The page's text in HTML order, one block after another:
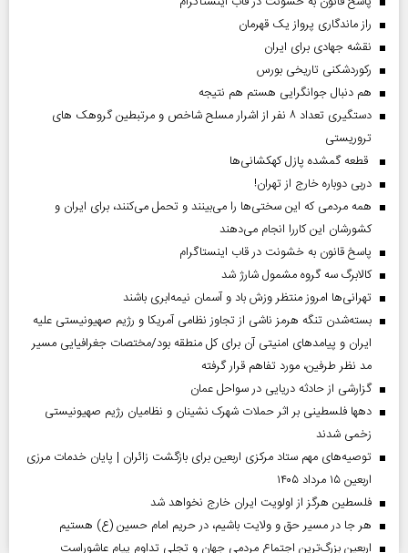
راز ماندگاری پرواز یک قهرمان
نقشه جهادی برای ایران
رکوردشکنی تاریخی بورس
هم دنبال جوانگرایی هستم هم نتیجه
دستگیری تعداد ۸ نفر از اشرار مسلح شاخص و مرتبطین گروهک های
تروریستی
قطعه گمشده پازل کهکشانی‌ها
دربی دوباره خارج از تهران!
همه مردمی که این سختی‌ها را می‌بینند و تحمل می‌کنند، برای ایران و
کشورشان این کاررا انجام می‌دهند
پاسخ قانون به خشونت در قاب اینستاگرام
کالابرگ سه گروه مشمول شارژ شد
تهرانی‌ها امروز منتظر وزش باد و آسمان نیمه‌ابری باشند
بسته‌شدن تنگه هرمز ناشی از تجاوز نظامی آمریکا و رژیم صهیونیستی علیه
ایران و پیامد‌های امنیتی آن برای کل منطقه بود/مختصات جغرافیایی مسیر
مد نظر طرفین، مورد تفاهم قرار گرفته
گزارشی از حادثه دریایی در سواحل عمان
دهها فلسطینی بر اثر حملات شهرک نشینان و نظامیان رژیم صهیونیستی
زخمی شدند
توصیه‌های مهم ستاد مرکزی اربعین برای بازگشت زائران | پایان خدمات مرزی
اربعین ۱۵ مرداد ۱۴۰۵
فلسطین هرگز از اولویت ایران خارج نخواهد شد
هر جا در مسیر حق و ولایت باشیم، در حریم امام حسین (ع) هستیم
اربعین بزرگ‌ترین اجتماع مردمی جهان و تجلی تداوم پیام عاشوراست